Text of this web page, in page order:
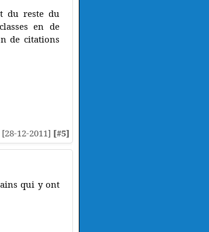
du reste du
en de
de citations
12-2011] [#5]
qui y ont